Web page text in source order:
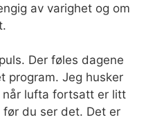
av varighet og om
Der føles dagene
program. Jeg husker
når lufta fortsatt er litt
du ser det. Det er